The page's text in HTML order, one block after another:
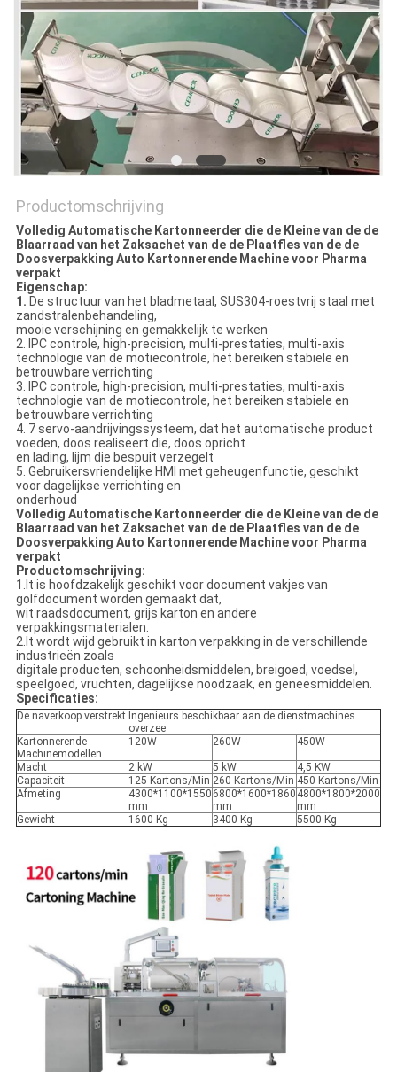
Productomschrijving
Volledig Automatische Kartonneerder die de Kleine van de de
Blaarraad van het Zaksachet van de de Plaatfles van de de
Doosverpakking Auto Kartonnerende Machine voor Pharma
verpakt
Eigenschap:
1. De structuur van het bladmetaal, SUS304-roestvrij staal met
zandstralenbehandeling,
mooie verschijning en gemakkelijk te werken
2. IPC controle, high-precision, multi-prestaties, multi-axis
technologie van de motiecontrole, het bereiken stabiele en
betrouwbare verrichting
3. IPC controle, high-precision, multi-prestaties, multi-axis
technologie van de motiecontrole, het bereiken stabiele en
betrouwbare verrichting
4. 7 servo-aandrijvingssysteem, dat het automatische product
voeden, doos realiseert die, doos opricht
en lading, lijm die bespuit verzegelt
5. Gebruikersvriendelijke HMI met geheugenfunctie, geschikt
voor dagelijkse verrichting en
onderhoud
Volledig Automatische Kartonneerder die de Kleine van de de
Blaarraad van het Zaksachet van de de Plaatfles van de de
Doosverpakking Auto Kartonnerende Machine voor Pharma
verpakt
Productomschrijving:
1.It is hoofdzakelijk geschikt voor document vakjes van
golfdocument worden gemaakt dat,
wit raadsdocument, grijs karton en andere
verpakkingsmaterialen.
2.It wordt wijd gebruikt in karton verpakking in de verschillende
industrieën zoals
digitale producten, schoonheidsmiddelen, breigoed, voedsel,
speelgoed, vruchten, dagelijkse noodzaak, en geneesmiddelen.
Specificaties:
De naverkoop verstrekt Ingenieurs beschikbaar aan de dienstmachines
overzee
Kartonnerende
Machinemodellen
120W 260W 450W
Macht 2 kW 5 kW
4,5 KW
Capaciteit
125 Kartons/Min 260 Kartons/Min 450 Kartons/Min
Afmeting
4300*1100*1550
mm
6800*1600*1860
mm
4800*1800*2000
mm
Gewicht
1600 Kg 3400 Kg 5500 Kg